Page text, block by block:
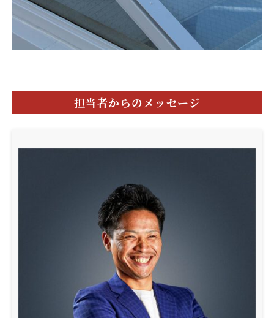
担当者からのメッセージ